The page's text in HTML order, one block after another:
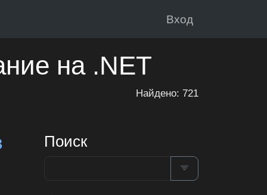
Вход
на .NET
Найдено: 721
Поиск